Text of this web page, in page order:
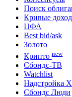
Поиск
Кривые
ЦФА
Best bid/ask
Золото
Крипто new
Сбондс-ТВ
Watchlist
Надстройка
Сбондс Люди